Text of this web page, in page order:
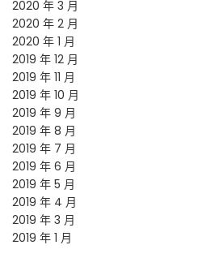
2020 年 3 月
2020 年 2 月
2020 年 1 月
2019 年 12 月
2019 年 11 月
2019 年 10 月
2019 年 9 月
2019 年 8 月
2019 年 7 月
2019 年 6 月
2019 年 5 月
2019 年 4 月
2019 年 3 月
2019 年 1 月